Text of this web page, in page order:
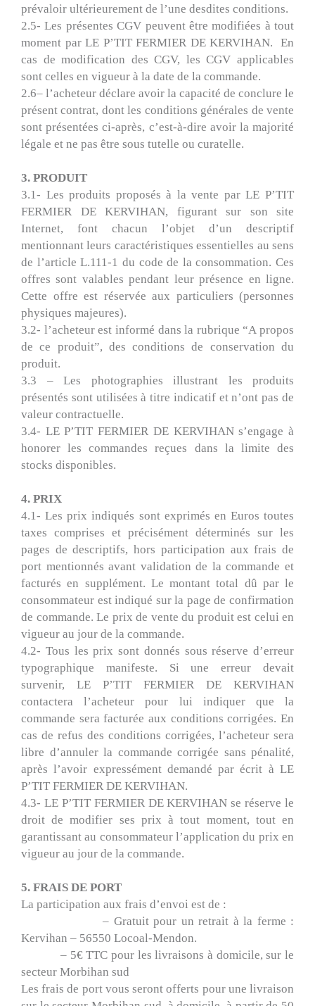
prévaloir ultérieurement de l’une desdites conditions.
2.5- Les présentes CGV peuvent être modifiées à tout
moment par LE P’TIT FERMIER DE KERVIHAN. En
cas de modification des CGV, les CGV applicables
sont celles en vigueur à la date de la commande.
2.6– l’acheteur déclare avoir la capacité de conclure le
présent contrat, dont les conditions générales de vente
sont présentées ci-après, c’est-à-dire avoir la majorité
légale et ne pas être sous tutelle ou curatelle.
3. PRODUIT
3.1- Les produits proposés à la vente par LE P’TIT
FERMIER DE KERVIHAN, figurant sur son site
Internet, font chacun l’objet d’un descriptif
mentionnant leurs caractéristiques essentielles au sens
de l’article L.111-1 du code de la consommation. Ces
offres sont valables pendant leur présence en ligne.
Cette offre est réservée aux particuliers (personnes
physiques majeures).
3.2- l’acheteur est informé dans la rubrique “A propos
de ce produit”, des conditions de conservation du
produit.
3.3 – Les photographies illustrant les produits
présentés sont utilisées à titre indicatif et n’ont pas de
valeur contractuelle.
3.4- LE P’TIT FERMIER DE KERVIHAN s’engage à
honorer les commandes reçues dans la limite des
stocks disponibles.
4. PRIX
4.1- Les prix indiqués sont exprimés en Euros toutes
taxes comprises et précisément déterminés sur les
pages de descriptifs, hors participation aux frais de
port mentionnés avant validation de la commande et
facturés en supplément. Le montant total dû par le
consommateur est indiqué sur la page de confirmation
de commande. Le prix de vente du produit est celui en
vigueur au jour de la commande.
4.2- Tous les prix sont donnés sous réserve d’erreur
typographique manifeste. Si une erreur devait
survenir, LE P’TIT FERMIER DE KERVIHAN
contactera l’acheteur pour lui indiquer que la
commande sera facturée aux conditions corrigées. En
cas de refus des conditions corrigées, l’acheteur sera
libre d’annuler la commande corrigée sans pénalité,
après l’avoir expressément demandé par écrit à LE
P’TIT FERMIER DE KERVIHAN.
4.3- LE P’TIT FERMIER DE KERVIHAN se réserve le
droit de modifier ses prix à tout moment, tout en
garantissant au consommateur l’application du prix en
vigueur au jour de la commande.
5. FRAIS DE PORT
La participation aux frais d’envoi est de :
– Gratuit pour un retrait à la ferme :
Kervihan – 56550 Locoal-Mendon.
– 5€ TTC pour les livraisons à domicile, sur le
secteur Morbihan sud
Les frais de port vous seront offerts pour une livraison